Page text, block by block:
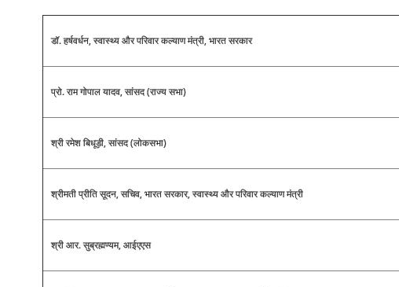
डॉ. हर्षवर्धन, स्वास्थ्य और परिवार कल्याण मंत्री, भारत सरकार
प्रो. राम गोपाल यादव, सांसद (राज्य सभा)
श्री रमेश बिधूड़ी, सांसद (लोकसभा)
श्रीमती प्रीति सूदन, सचिव, भारत सरकार, स्वास्थ्य और परिवार कल्याण मंत्री
श्री आर. सुब्रह्मण्यम, आईएएस